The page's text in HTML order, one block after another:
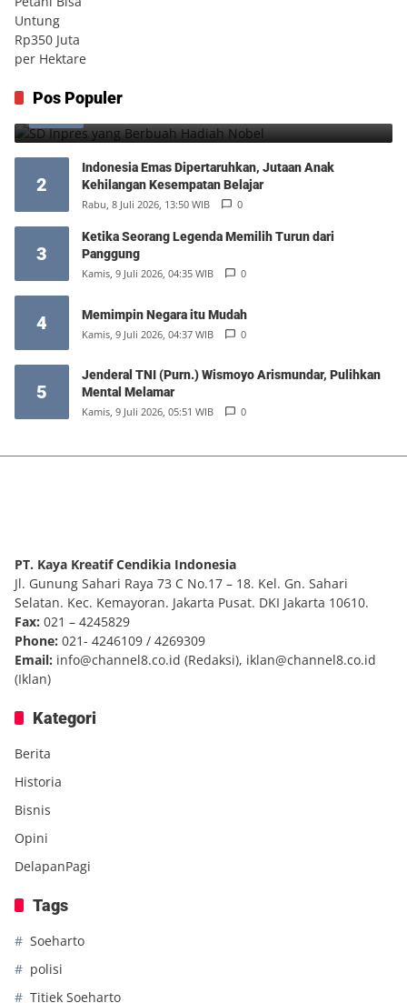
Pos Populer
1 SD Inpres yang Berbuah Hadiah Nobel
2
Indonesia Emas Dipertaruhkan, Jutaan Anak
Kehilangan Kesempatan Belajar
Rabu, 8 Juli 2026, 13:50 WIB 0
3
Ketika Seorang Legenda Memilih Turun dari
Panggung
Kamis, 9 Juli 2026, 04:35 WIB 0
4 Memimpin Negara itu Mudah
Kamis, 9 Juli 2026, 04:37 WIB 0
5
Jenderal TNI (Purn.) Wismoyo Arismundar, Pulihkan
Mental Melamar
Kamis, 9 Juli 2026, 05:51 WIB 0
PT. Kaya Kreatif Cendikia Indonesia
Jl. Gunung Sahari Raya 73 C No.17 – 18. Kel. Gn. Sahari
Selatan. Kec. Kemayoran. Jakarta Pusat. DKI Jakarta 10610.
Fax: 021 – 4245829
Phone: 021- 4246109 / 4269309
Email: info@channel8.co.id (Redaksi), iklan@channel8.co.id
(Iklan)
Kategori
Berita
Historia
Bisnis
Opini
DelapanPagi
Tags
Soeharto
polisi
Titiek Soeharto